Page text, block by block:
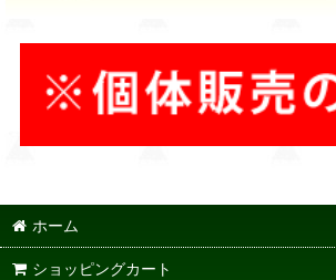
ホーム
ショッピングカート